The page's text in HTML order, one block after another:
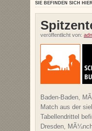
SIE BEFINDEN SICH
veröffentlicht von:
Baden-Baden,
Match aus der
Tabellendrittel
Dresden,